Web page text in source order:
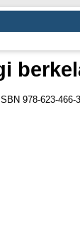
978-623-466-